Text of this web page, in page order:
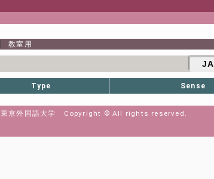
教室用
JA
Type Sense
東京外国語大学 Copyright © All rights reserved.